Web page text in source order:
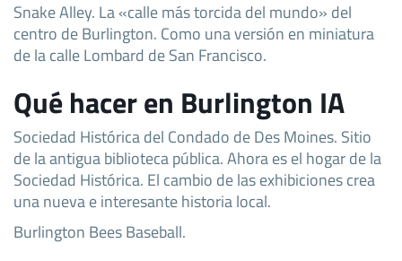
Snake Alley. La «calle más torcida del mundo» del
centro de Burlington. Como una versión en miniatura
de la calle Lombard de San Francisco.
Qué hacer en Burlington IA
Sociedad Histórica del Condado de Des Moines. Sitio
de la antigua biblioteca pública. Ahora es el hogar de la
Sociedad Histórica. El cambio de las exhibiciones crea
una nueva e interesante historia local.
Burlington Bees Baseball.